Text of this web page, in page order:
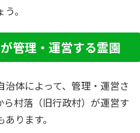
。
管理・運営する霊園
体によって、管理・運営さ
村落（旧行政村）が運営す
ります。